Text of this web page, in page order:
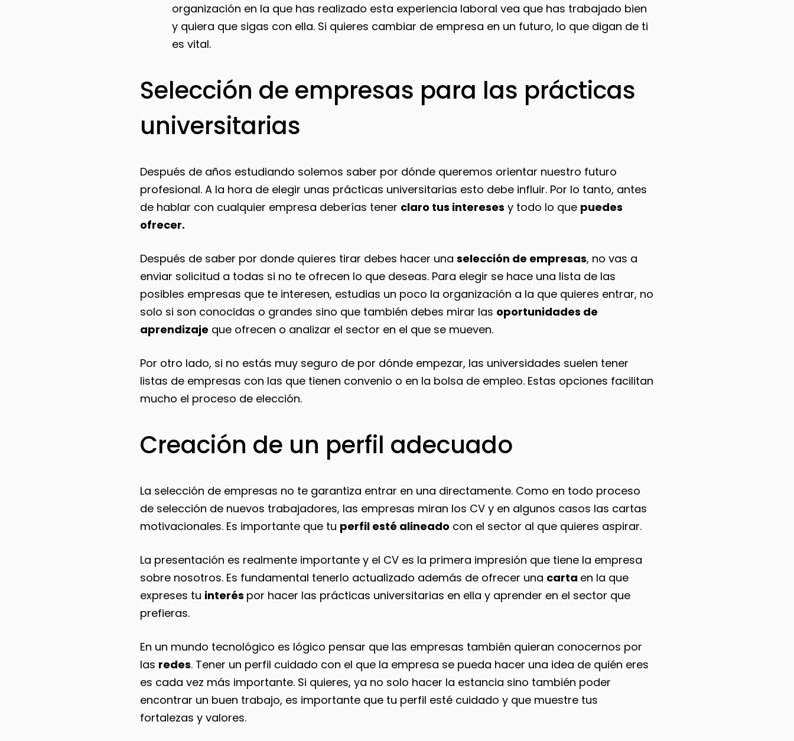
organización en la que has realizado esta experiencia laboral vea que has trabajado bien
y quiera que sigas con ella. Si quieres cambiar de empresa en un futuro, lo que digan de ti
es vital.
Selección de empresas para las prácticas
universitarias
Después de años estudiando solemos saber por dónde queremos orientar nuestro futuro
profesional. A la hora de elegir unas prácticas universitarias esto debe influir. Por lo tanto, antes
de hablar con cualquier empresa deberías tener claro tus intereses y todo lo que puedes
ofrecer.
Después de saber por donde quieres tirar debes hacer una selección de empresas, no vas a
enviar solicitud a todas si no te ofrecen lo que deseas. Para elegir se hace una lista de las
posibles empresas que te interesen, estudias un poco la organización a la que quieres entrar, no
solo si son conocidas o grandes sino que también debes mirar las oportunidades de
aprendizaje que ofrecen o analizar el sector en el que se mueven.
Por otro lado, si no estás muy seguro de por dónde empezar, las universidades suelen tener
listas de empresas con las que tienen convenio o en la bolsa de empleo. Estas opciones facilitan
mucho el proceso de elección.
Creación de un perfil adecuado
La selección de empresas no te garantiza entrar en una directamente. Como en todo proceso
de selección de nuevos trabajadores, las empresas miran los CV y en algunos casos las cartas
motivacionales. Es importante que tu perfil esté alineado con el sector al que quieres aspirar.
La presentación es realmente importante y el CV es la primera impresión que tiene la empresa
sobre nosotros. Es fundamental tenerlo actualizado además de ofrecer una carta en la que
expreses tu interés por hacer las prácticas universitarias en ella y aprender en el sector que
prefieras.
En un mundo tecnológico es lógico pensar que las empresas también quieran conocernos por
las redes. Tener un perfil cuidado con el que la empresa se pueda hacer una idea de quién eres
es cada vez más importante. Si quieres, ya no solo hacer la estancia sino también poder
encontrar un buen trabajo, es importante que tu perfil esté cuidado y que muestre tus
fortalezas y valores.